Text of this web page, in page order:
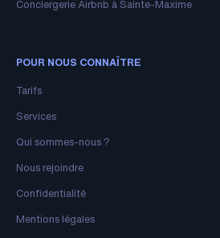
Conciergerie Airbnb à Sainte-Maxime
POUR NOUS CONNAÎTRE
Tarifs
Services
Qui sommes-nous ?
Nous rejoindre
Confidentialité
Mentions légales